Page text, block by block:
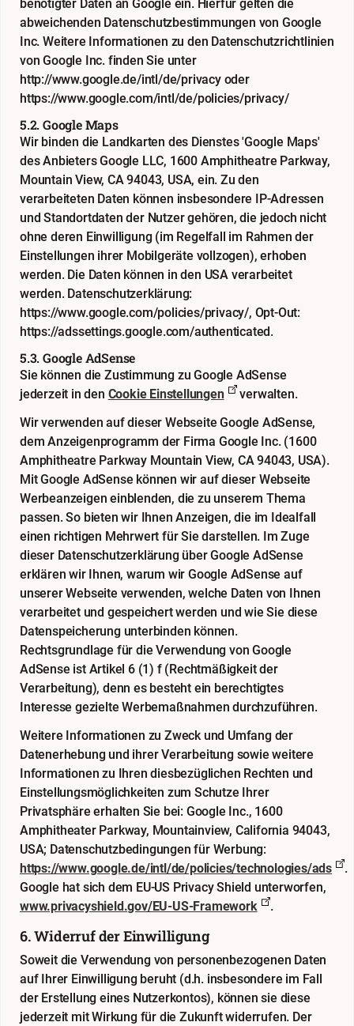
abweichenden Datenschutzbestimmungen von Google
Inc. Weitere Informationen zu den Datenschutzrichtlinien
von Google Inc. finden Sie unter
http://www.google.de/intl/de/privacyoder
https://www.google.com/intl/de/policies/privacy/
5.2. Google Maps
Wir binden die Landkarten des Dienstes 'Google Maps'
des Anbieters Google LLC, 1600 Amphitheatre Parkway,
Mountain View, CA 94043, USA, ein. Zu den
verarbeiteten Daten können insbesondere IP-Adressen
und Standortdaten der Nutzer gehören, die jedoch nicht
ohne deren Einwilligung (im Regelfall im Rahmen der
Einstellungen ihrer Mobilgeräte vollzogen), erhoben
werden. Die Daten können in den USA verarbeitet
werden. Datenschutzerklärung:
https://www.google.com/policies/privacy/, Opt-Out:
https://adssettings.google.com/authenticated.
5.3. Google AdSense
Sie können die Zustimmung zu Google AdSense
jederzeit in den Cookie Einstellungen
verwalten.
Wir verwenden auf dieser Webseite Google AdSense,
dem Anzeigenprogramm der Firma Google Inc. (1600
Amphitheatre Parkway Mountain View, CA 94043, USA).
Mit Google AdSense können wir auf dieser Webseite
Werbeanzeigen einblenden, die zu unserem Thema
passen. So bieten wir Ihnen Anzeigen, die im Idealfall
einen richtigen Mehrwert für Sie darstellen. Im Zuge
dieser Datenschutzerklärung über Google AdSense
erklären wir Ihnen, warum wir Google AdSense auf
unserer Webseite verwenden, welche Daten von Ihnen
verarbeitet und gespeichert werden und wie Sie diese
Datenspeicherung unterbinden können.
Rechtsgrundlage für die Verwendung von Google
AdSense ist Artikel 6 (1) f (Rechtmäßigkeit der
Verarbeitung), denn es besteht ein berechtigtes
Interesse gezielte Werbemaßnahmen durchzuführen.
Weitere Informationen zu Zweck und Umfang der
Datenerhebung und ihrer Verarbeitung sowie weitere
Informationen zu Ihren diesbezüglichen Rechten und
Einstellungsmöglichkeiten zum Schutze Ihrer
Privatsphäre erhalten Sie bei: Google Inc., 1600
Amphitheater Parkway, Mountainview, California 94043,
USA; Datenschutzbedingungen für Werbung:
https://www.google.de/intl/de/policies/technologies/ads
.
Google hat sich dem EU-US Privacy Shield unterworfen,
www.privacyshield.gov/EU-US-Framework
.
6. Widerruf der Einwilligung
Soweit die Verwendung von personenbezogenen Daten
auf Ihrer Einwilligung beruht (d.h. insbesondere im Fall
der Erstellung eines Nutzerkontos), können sie diese
jederzeit mit Wirkung für die Zukunft widerrufen. Der